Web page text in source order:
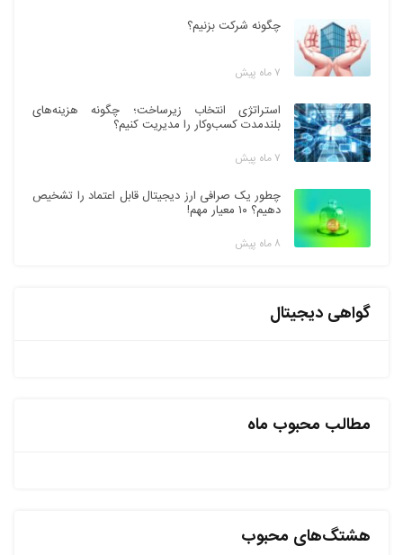
چگونه شرکت بزنیم؟
۷ ماه پیش
استراتژی انتخاب زیرساخت؛ چگونه هزینه‌های
بلندمدت کسب‌وکار را مدیریت کنیم؟
۷ ماه پیش
چطور یک صرافی ارز دیجیتال قابل اعتماد را تشخیص
دهیم؟ ۱۰ معیار مهم!
۸ ماه پیش
گواهی دیجیتال
مطالب محبوب ماه
هشتگ‌های محبوب